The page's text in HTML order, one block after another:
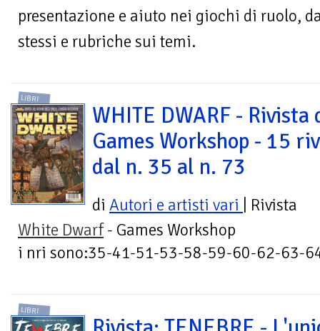
presentazione e aiuto nei giochi di ruolo,
stessi e rubriche sui temi.
LIBRI
WHITE DWARF - Rivista
Games Workshop - 15
dal n. 35 al n. 73
di Autori e artisti vari
| Rivista
White Dwarf- Games Workshop
i nri sono:35-41-51-53-58-59-60-62-63-
LIBRI